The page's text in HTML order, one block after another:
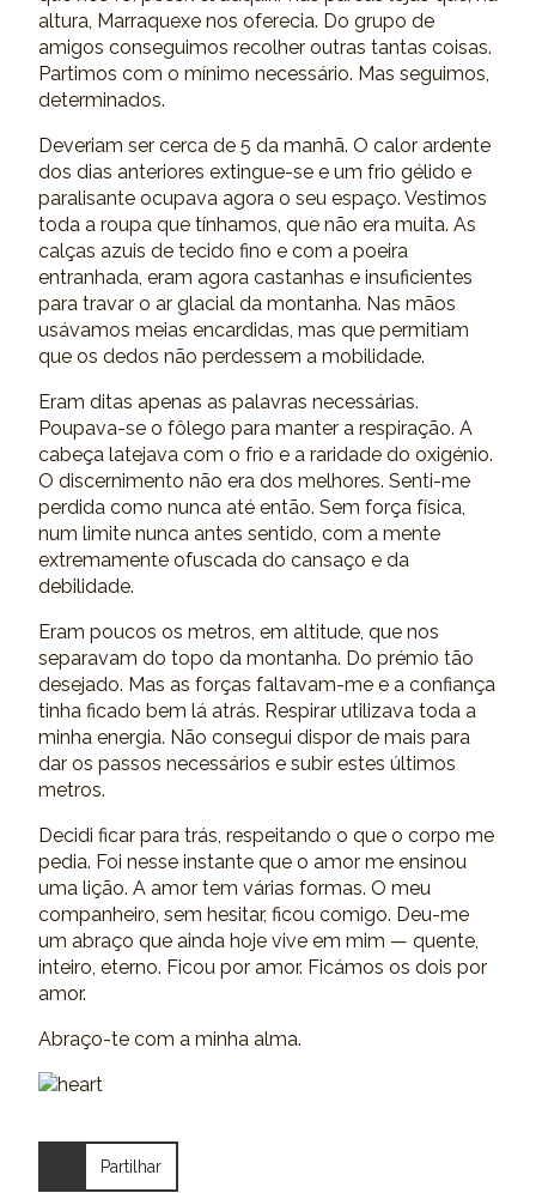
altura, Marraquexe nos oferecia. Do grupo de
amigos conseguimos recolher outras tantas coisas.
Partimos com o mínimo necessário. Mas seguimos,
determinados.
Deveriam ser cerca de 5 da manhã. O calor ardente
dos dias anteriores extingue-se e um frio gélido e
paralisante ocupava agora o seu espaço. Vestimos
toda a roupa que tínhamos, que não era muita. As
calças azuis de tecido fino e com a poeira
entranhada, eram agora castanhas e insuficientes
para travar o ar glacial da montanha. Nas mãos
usávamos meias encardidas, mas que permitiam
que os dedos não perdessem a mobilidade.
Eram ditas apenas as palavras necessárias.
Poupava-se o fôlego para manter a respiração. A
cabeça latejava com o frio e a raridade do oxigénio.
O discernimento não era dos melhores. Senti-me
perdida como nunca até então. Sem força física,
num limite nunca antes sentido, com a mente
extremamente ofuscada do cansaço e da
debilidade.
Eram poucos os metros, em altitude, que nos
separavam do topo da montanha. Do prémio tão
desejado. Mas as forças faltavam-me e a confiança
tinha ficado bem lá atrás. Respirar utilizava toda a
minha energia. Não consegui dispor de mais para
dar os passos necessários e subir estes últimos
metros.
Decidi ficar para trás, respeitando o que o corpo me
pedia. Foi nesse instante que o amor me ensinou
uma lição. A amor tem várias formas. O meu
companheiro, sem hesitar, ficou comigo. Deu-me
um abraço que ainda hoje vive em mim — quente,
inteiro, eterno. Ficou por amor. Ficámos os dois por
amor.
Abraço-te com a minha alma.
Partilhar